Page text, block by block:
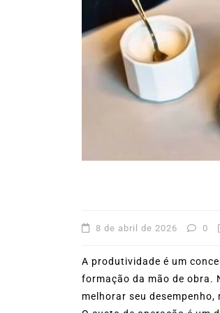
8 de abril de 2026 0
A produtividade é um
formação da mão de obra.
melhorar seu
mês de
5 de agosto
Boteco do
Cultura Caiçara
Festival do